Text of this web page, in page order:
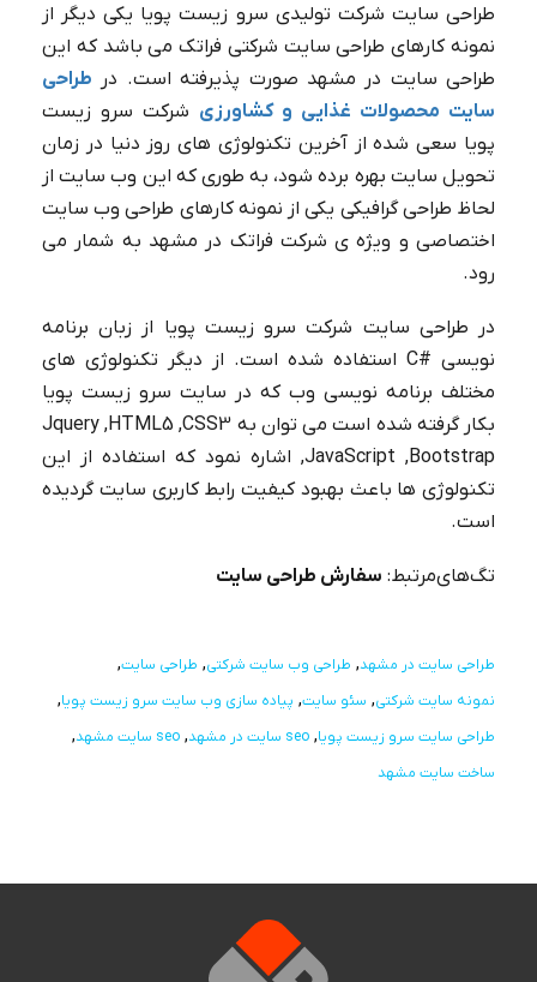
طراحی سایت شرکت تولیدی سرو زیست پویا یکی دیگر از
نمونه کارهای طراحی سایت شرکتی فراتک می باشد که این
طراحی سایت در مشهد صورت پذیرفته است. در طراحی
سایت محصولات غذایی و کشاورزی شرکت سرو زیست
پویا سعی شده از آخرین تکنولوژی های روز دنیا در زمان
تحویل سایت بهره برده شود، به طوری که این وب سایت از
لحاظ طراحی گرافیکی یکی از نمونه کارهای طراحی وب سایت
اختصاصی و ویژه ی شرکت فراتک در مشهد به شمار می
رود.
در طراحی سایت شرکت سرو زیست پویا از زبان برنامه
نویسی C# استفاده شده است. از دیگر تکنولوژی های
مختلف برنامه نویسی وب که در سایت سرو زیست پویا
بکار گرفته شده است می توان به Jquery ,HTML5 ,CSS3
,JavaScript ,Bootstrap اشاره نمود که استفاده از این
تکنولوژی ها باعث بهبود کیفیت رابط کاربری سایت گردیده
است.
تگ‌های‌مرتبط: سفارش طراحی سایت
طراحی سایت در مشهد طراحی وب سایت شرکتی طراحی سایت
نمونه سایت شرکتی سئو سایت پیاده سازی وب سایت سرو زیست پویا
طراحی سایت سرو زیست پویا seo سایت در مشهد
seo سایت مشهد
ساخت سایت مشهد